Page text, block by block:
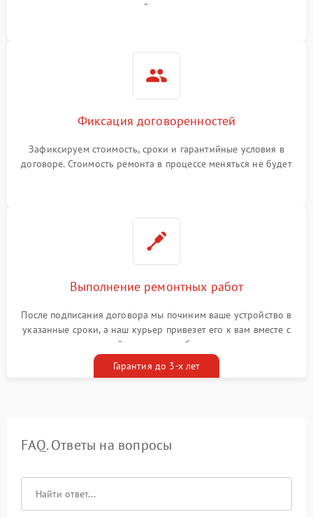
гарантийные условия
Фиксация договоренностей
Зафиксируем стоимость, сроки и гарантийные условия в
договоре. Стоимость ремонта в процессе меняться не будет
Выполнение ремонтных работ
После подписания договора мы починим ваше устройство в
указанные сроки, а наш курьер привезет его к вам вместе с
гарантийным талоном бесплатно
Гарантия до 3-х лет
FAQ. Ответы на вопросы